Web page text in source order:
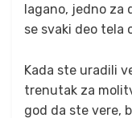
lagano, jedno za
se svaki deo tela
Kada ste uradili
trenutak za
god da ste vere,